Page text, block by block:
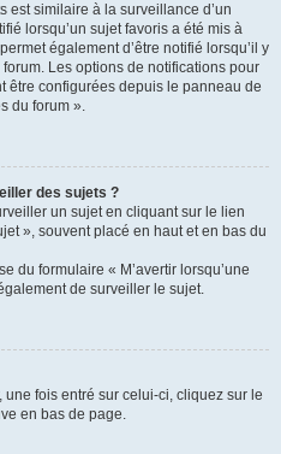
est similaire à la surveillance d’un
lorsqu’un sujet favoris a été mis à
également d’être notifié lorsqu’il y
Les options de notifications pour
être configurées depuis le panneau de
du forum ».
des sujets ?
un sujet en cliquant sur le lien
», souvent placé en haut et en bas du
du formulaire « M’avertir lorsqu’une
de surveiller le sujet.
fois entré sur celui-ci, cliquez sur le
en bas de page.